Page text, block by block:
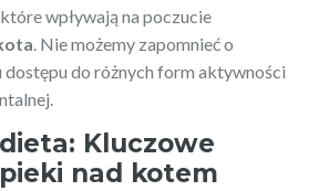
wpływają na poczucie
. Nie możemy zapomnieć o
dostępu do różnych form aktywności
Kluczowe
nad kotem